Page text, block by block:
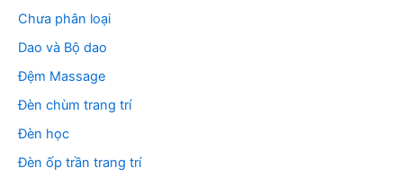
Chưa phân loại
Dao và Bộ dao
Đệm Massage
Đèn chùm trang trí
Đèn học
Đèn ốp trần trang trí